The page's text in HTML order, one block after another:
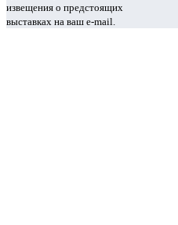
извещения о предстоящих
выставках на ваш e-mail.